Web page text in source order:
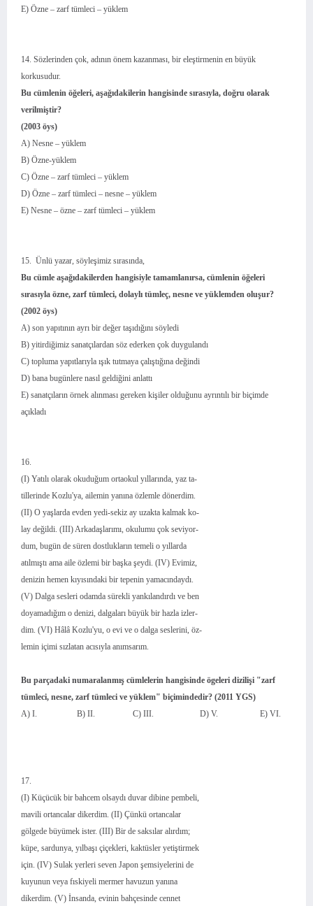
E) Özne – zarf tümleci – yüklem
14. Sözlerinden çok, adının önem kazanması, bir eleştirmenin en büyük
korkusudur.
Bu cümlenin öğeleri, aşağıdakilerin hangisinde sırasıyla, doğru olarak
verilmiştir?
(2003 öys)
A) Nesne – yüklem
B) Özne-yüklem
C) Özne – zarf tümleci – yüklem
D) Özne – zarf tümleci – nesne – yüklem
E) Nesne – özne – zarf tümleci – yüklem
15. Ünlü yazar, söyleşimiz sırasında,
Bu cümle aşağıdakilerden hangisiyle tamamlanırsa, cümlenin öğeleri
sırasıyla özne, zarf tümleci, dolaylı tümleç, nesne ve yüklemden oluşur?
(2002 öys)
A) son yapıtının ayrı bir değer taşıdığını söyledi
B) yitirdiğimiz sanatçılardan söz ederken çok duygulandı
C) topluma yapıtlarıyla ışık tutmaya çalıştığına değindi
D) bana bugünlere nasıl geldiğini anlattı
E) sanatçıların örnek alınması gereken kişiler olduğunu ayrıntılı bir biçimde
açıkladı
16.
(I) Yatılı olarak okuduğum ortaokul yıllarında, yaz ta-
tillerinde Kozlu'ya, ailemin yanına özlemle dönerdim.
(II) O yaşlarda evden yedi-sekiz ay uzakta kalmak ko-
lay değildi. (III) Arkadaşlarımı, okulumu çok seviyor-
dum, bugün de süren dostlukların temeli o yıllarda
atılmıştı ama aile özlemi bir başka şeydi. (IV) Evimiz,
denizin hemen kıyısındaki bir tepenin yamacındaydı.
(V) Dalga sesleri odamda sürekli yankılandırdı ve ben
doyamadığım o denizi, dalgaları büyük bir hazla izler-
dim. (VI) Hâlâ Kozlu'yu, o evi ve o dalga seslerini, öz-
lemin içimi sızlatan acısıyla anımsarım.
Bu parçadaki numaralanmış cümlelerin hangisinde ögeleri dizilişi "zarf
tümleci, nesne, zarf tümleci ve yüklem" biçimindedir? (2011 YGS)
A) I. B) II. C) III. D) V. E) VI.
17.
(I) Küçücük bir bahcem olsaydı duvar dibine pembeli,
mavili ortancalar dikerdim. (II) Çünkü ortancalar
gölgede büyümek ister. (III) Bir de saksılar alırdım;
küpe, sardunya, yılbaşı çiçekleri, kaktüsler yetiştirmek
için. (IV) Sulak yerleri seven Japon şemsiyelerini de
kuyunun veya fıskiyeli mermer havuzun yanına
dikerdim. (V) İnsanda, evinin bahçesinde cennet